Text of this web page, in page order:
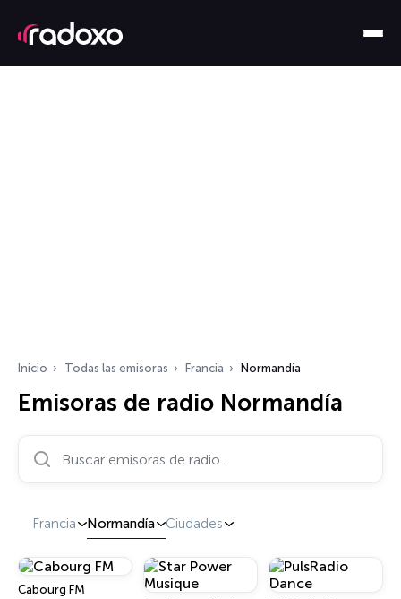
Inicio Todas las emisoras Francia Normandía
Emisoras de radio Normandía
Buscar emisoras de radio…
Francia Normandía Ciudades
Cabourg FM